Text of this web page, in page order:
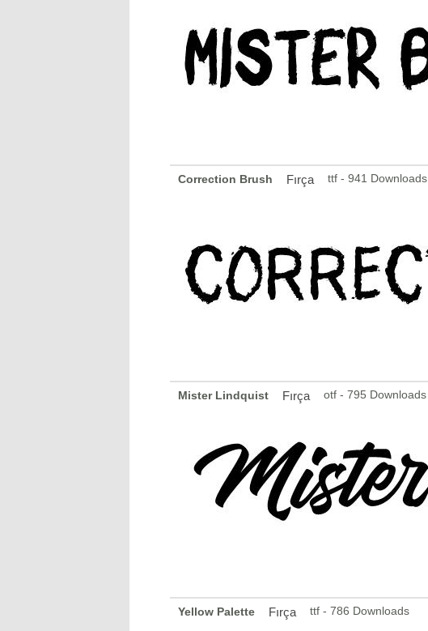
Correction Brush Fırça ttf - 941 Downloads
Mister Lindquist Fırça otf - 795 Downloads
Yellow Palette Fırça ttf - 786 Downloads